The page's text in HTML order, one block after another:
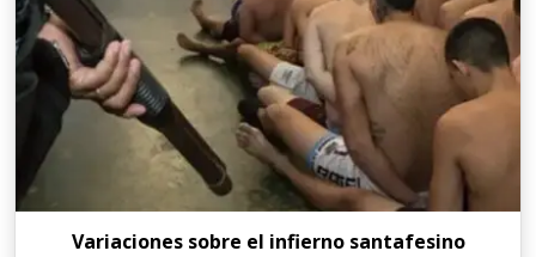
Variaciones sobre el infierno santafesino